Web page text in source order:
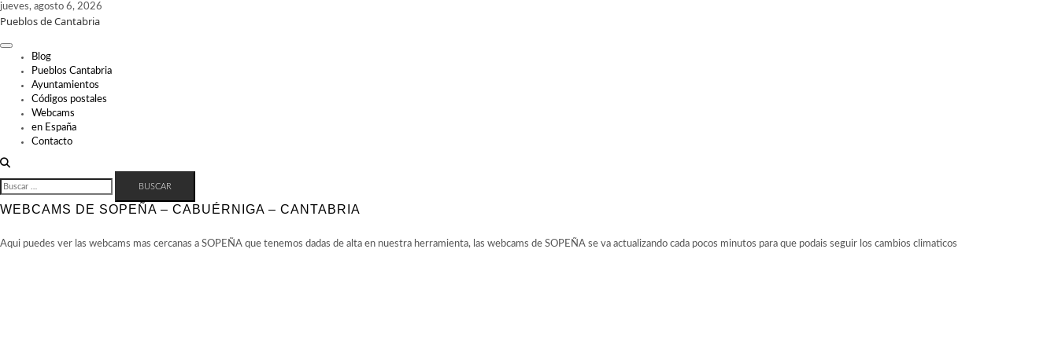
Skip
to
jueves, agosto 6, 2026
Pueblos de Cantabria
Blog
Pueblos Cantabria
Ayuntamientos
Códigos postales
Webcams
en España
Contacto
BUSCAR:
WEBCAMS DE SOPEÑA – CABUÉRNIGA – CANTABRIA
Aqui puedes ver las webcams mas cercanas a SOPEÑA que tenemos dadas de alta en nuestra herramienta, las webcams de SOPEÑA se va actualizando cada pocos minutos para que podais seguir los cambios climaticos